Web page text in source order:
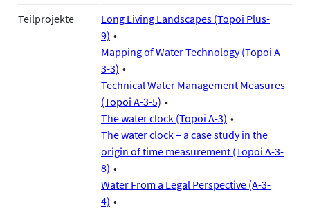
Teilprojekte
Long Living Landscapes (Topoi Plus-
9)
Mapping of Water Technology (Topoi A-
3-3)
Technical Water Management Measures
(Topoi A-3-5)
The water clock (Topoi A-3)
The water clock – a case study in the
origin of time measurement (Topoi A-3-
8)
Water From a Legal Perspective (A-3-
4)